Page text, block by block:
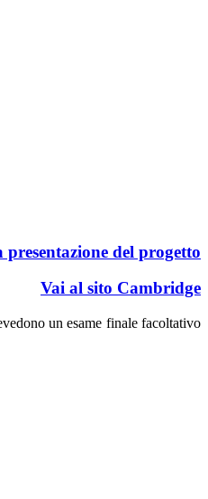
presentazione del progetto
Vai al sito Cambridge
un esame finale facoltativo